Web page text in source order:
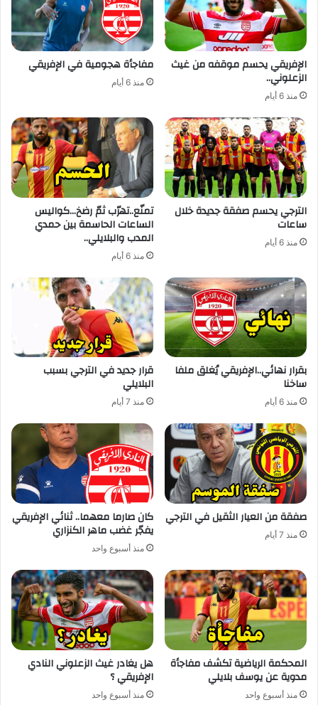
الإفريقي يحسم موقفه من غيث
الزعلوني..
منذ 6 أيام
مفاجأة هجومية في الإفريقي
منذ 6 أيام
الترجي يحسم صفقة جديدة خلال
ساعات
منذ 6 أيام
تمنّع..تهرّب ثمّ رضخ…كواليس
الساعات الحاسمة بين حمدي
المدب والبلايلي..
منذ 6 أيام
بقرار نهائي..الإفريقي يُغلق ملفا
ساخنا
منذ 6 أيام
قرار جديد في الترجي بسبب
البلايلي
منذ 7 أيام
صفقة من العيار الثقيل في الترجي
منذ 7 أيام
كان صارما معهما.. ثنائي الإفريقي
يفجّر غضب ماهر الكنزاري
منذ أسبوع واحد
المحكمة الرياضية تكشف مفاجأة
مدوية عن يوسف بلايلي
منذ أسبوع واحد
هل يغادر غيث الزعلوني النادي
الإفريقي ؟
منذ أسبوع واحد